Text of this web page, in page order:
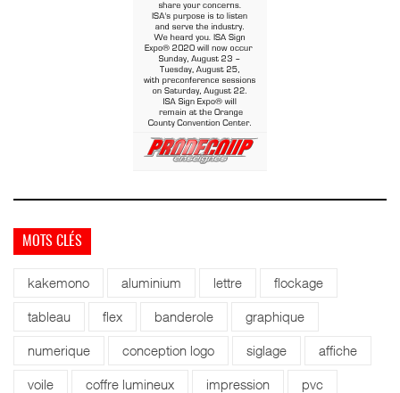
MOTS CLÉS
kakemono aluminium lettre flockage
tableau flex banderole graphique
numerique conception logo siglage affiche
voile coffre lumineux impression pvc